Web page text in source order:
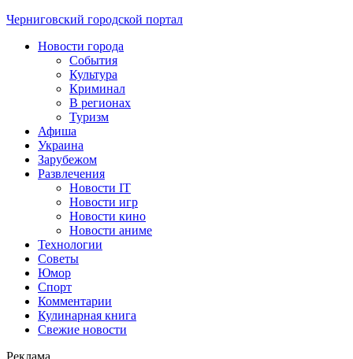
Черниговский городской портал
Новости города
События
Культура
Криминал
В регионах
Туризм
Афиша
Украина
Зарубежом
Развлечения
Новости IT
Новости игр
Новости кино
Новости аниме
Технологии
Советы
Юмор
Спорт
Комментарии
Кулинарная книга
Свежие новости
Реклама